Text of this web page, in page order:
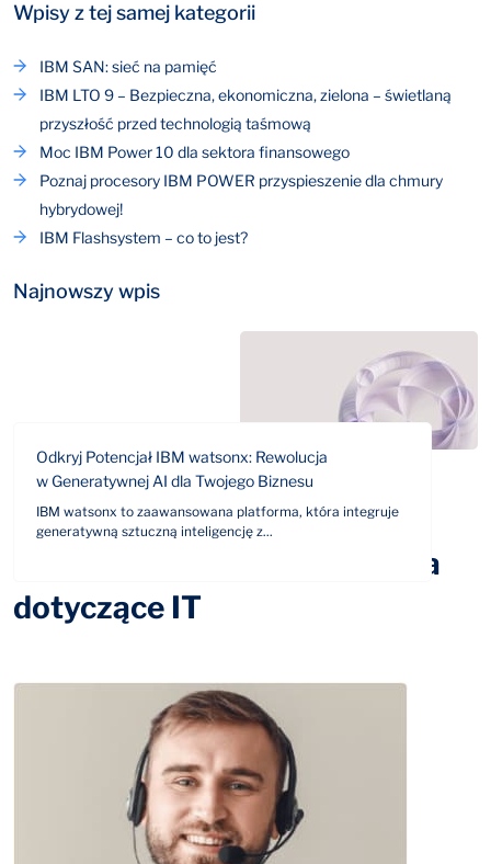
Wpisy z tej samej kategorii
IBM SAN: sieć na pamięć
IBM LTO 9 – Bezpieczna, ekonomiczna, zielona – świetlaną
przyszłość przed technologią taśmową
Moc IBM Power 10 dla sektora finansowego
Poznaj procesory IBM POWER przyspieszenie dla chmury
hybrydowej!
IBM Flashsystem – co to jest?
Najnowszy wpis
Odkryj Potencjał IBM watsonx: Rewolucja
w Generatywnej AI dla Twojego Biznesu
IBM watsonx to zaawansowana platforma, która integruje
generatywną sztuczną inteligencję z...
Odpowiemy na Twoje pytania
dotyczące IT